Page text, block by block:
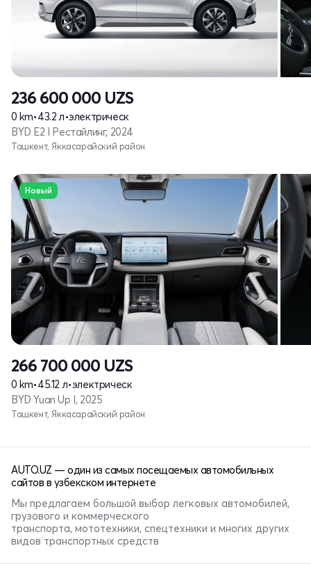
236 600 000 UZS
0 km•43.2 л•электрическ
BYD E2 I Рестайлинг, 2024
Ташкент, Яккасарайский район
Новый
266 700 000 UZS
0 km•45.12 л•электрическ
BYD Yuan Up I, 2025
Ташкент, Яккасарайский район
AUTO.UZ — один из самых посещаемых автомобильных
сайтов в узбекском интернете
Мы предлагаем большой выбор легковых автомобилей,
грузового и коммерческого
транспорта, мототехники, спецтехники и многих других
видов транспортных средств